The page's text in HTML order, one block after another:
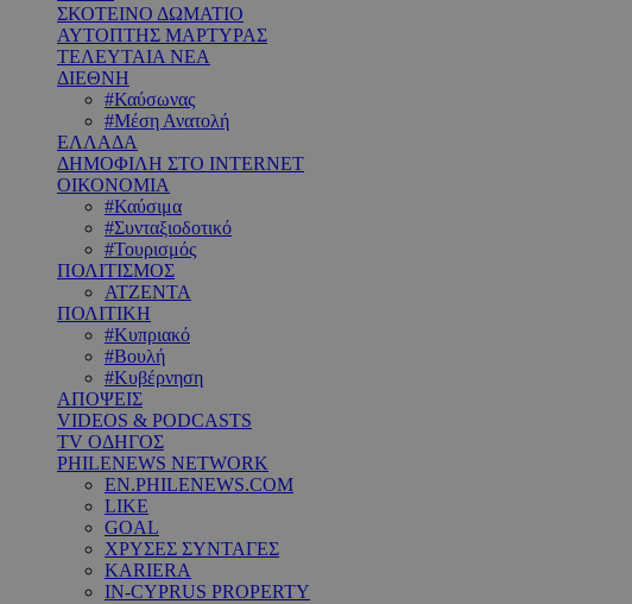
ΣΚΟΤΕΙΝΟ ΔΩΜΑΤΙΟ
ΑΥΤΟΠΤΗΣ ΜΑΡΤΥΡΑΣ
ΤΕΛΕΥΤΑΙΑ ΝΕΑ
ΔΙΕΘΝΗ
#Καύσωνας
#Μέση Ανατολή
ΕΛΛΑΔΑ
ΔΗΜΟΦΙΛΗ ΣΤΟ INTERNET
ΟΙΚΟΝΟΜΙΑ
#Καύσιμα
#Συνταξιοδοτικό
#Τουρισμός
ΠΟΛΙΤΙΣΜΟΣ
ΑΤΖΕΝΤΑ
ΠΟΛΙΤΙΚΗ
#Κυπριακό
#Βουλή
#Κυβέρνηση
ΑΠΟΨΕΙΣ
VIDEOS & PODCASTS
TV ΟΔΗΓΟΣ
PHILENEWS NETWORK
EN.PHILENEWS.COM
LIKE
GOAL
ΧΡΥΣΕΣ ΣΥΝΤΑΓΕΣ
KARIERA
IN-CYPRUS PROPERTY